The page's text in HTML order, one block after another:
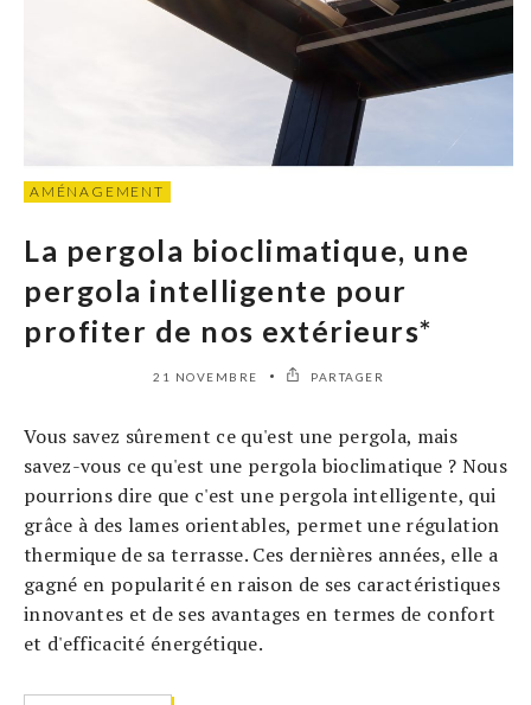
AMÉNAGEMENT
La pergola bioclimatique, une
pergola intelligente pour
profiter de nos extérieurs*
21 NOVEMBRE PARTAGER
Vous savez sûrement ce qu'est une pergola, mais
savez-vous ce qu'est une pergola bioclimatique ? Nous
pourrions dire que c'est une pergola intelligente, qui
grâce à des lames orientables, permet une régulation
thermique de sa terrasse. Ces dernières années, elle a
gagné en popularité en raison de ses caractéristiques
innovantes et de ses avantages en termes de confort
et d'efficacité énergétique.